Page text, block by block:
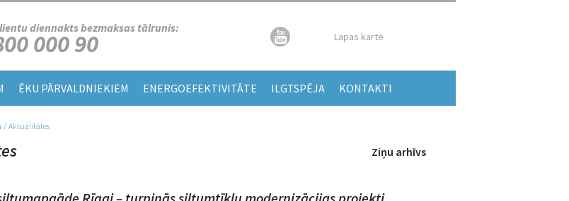
diennakts bezmaksas tālrunis:
000 90 Lapas karte
ĒKU PĀRVALDNIEKIEM ENERGOEFEKTIVITĀTE ILGTSPĒJA KONTAKTI
šeit
/ Aktualitātes
Ziņu arhīvs